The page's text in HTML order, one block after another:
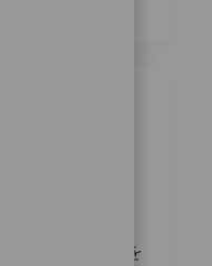
トラウマの役割を